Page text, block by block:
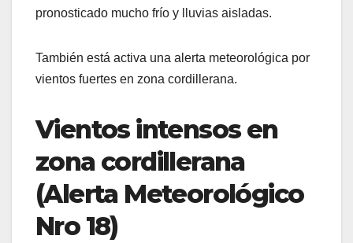
pronosticado mucho frío y lluvias aisladas.
También está activa una alerta meteorológica por
vientos fuertes en zona cordillerana.
Vientos intensos en
zona cordillerana
(Alerta Meteorológico
Nro 18)